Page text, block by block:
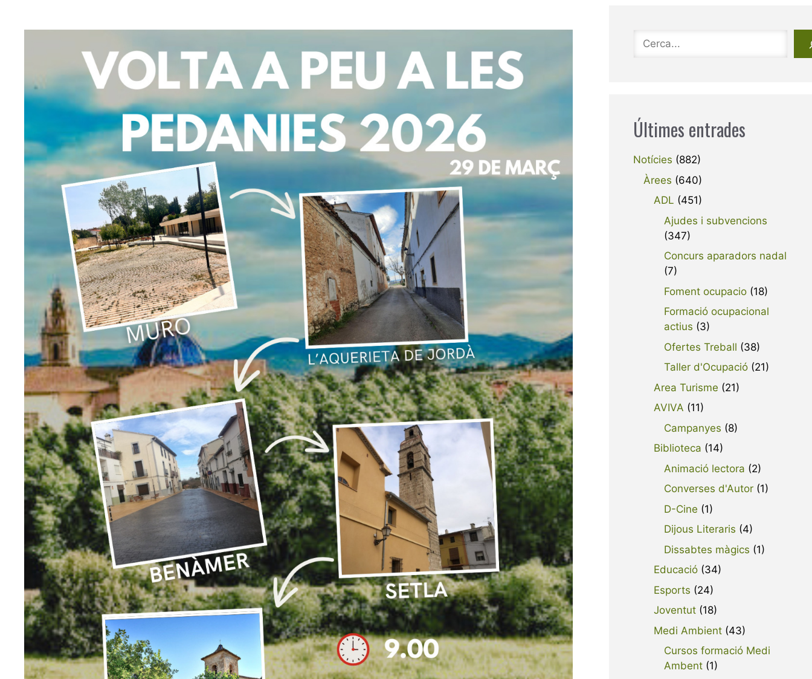
Cerca
Últimes entrades
Notícies (882)
Àrees (640)
ADL (451)
Ajudes i subvencions
(347)
Concurs aparadors nadal
(7)
Foment ocupacio (18)
Formació ocupacional
actius (3)
Ofertes Treball (38)
Taller d'Ocupació (21)
Area Turisme (21)
AVIVA (11)
Campanyes (8)
Biblioteca (14)
Animació lectora (2)
Converses d'Autor (1)
D-Cine (1)
Dijous Literaris (4)
Dissabtes màgics (1)
Educació (34)
Esports (24)
Joventut (18)
Medi Ambient (43)
Cursos formació Medi
Ambent (1)